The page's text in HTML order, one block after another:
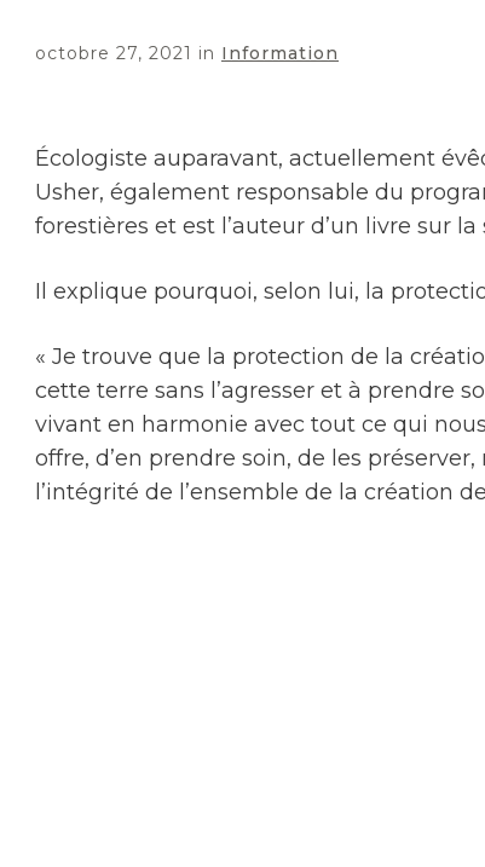
octobre 27, 2021 in Information
Écologiste auparavant, actuellement
Usher, également responsable du
forestières et est l’auteur d’un livre sur
Il explique pourquoi, selon lui, la
« Je trouve que la protection de la
cette terre sans l’agresser et à prendre
vivant en harmonie avec tout ce qui
offre, d’en prendre soin, de les
l’intégrité de l’ensemble de la création